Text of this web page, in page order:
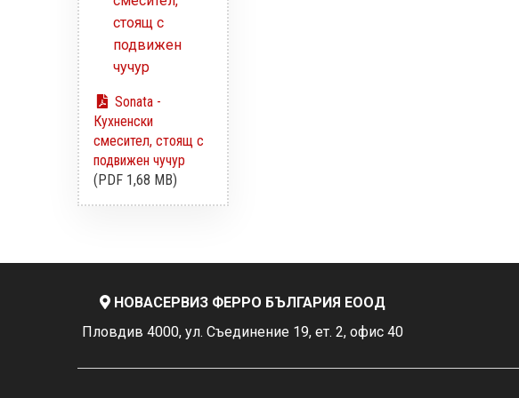
Sonata -
Кухненски
смесител, стоящ с
подвижен чучур
(PDF 1,68 MB)
НОВАСЕРВИЗ ФЕРРО БЪЛГАРИЯ ЕООД
Пловдив 4000, ул. Съединение 19, ет. 2, офис 40